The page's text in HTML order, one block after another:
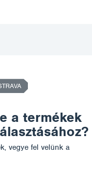
a termékek
vegye fel velünk a